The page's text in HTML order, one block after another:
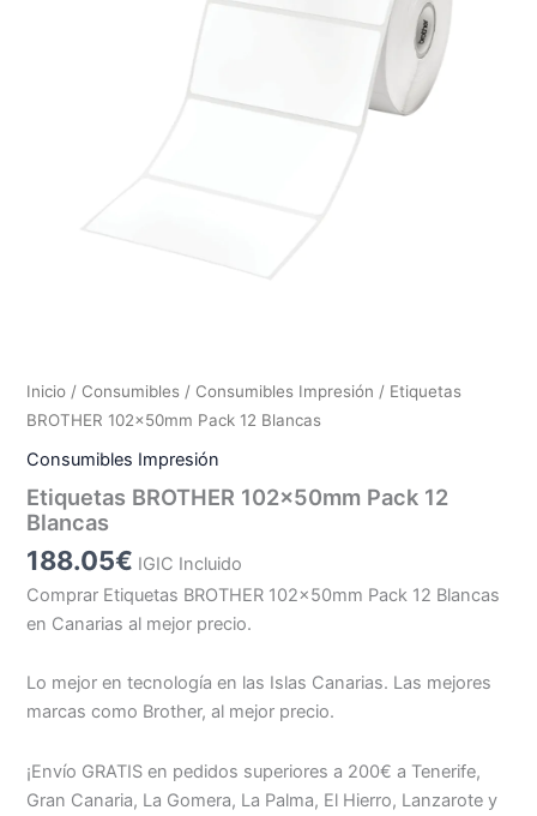
Inicio / Consumibles / Consumibles Impresión / Etiquetas
BROTHER 102x50mm Pack 12 Blancas
Consumibles Impresión
Etiquetas BROTHER 102x50mm Pack 12
Blancas
188.05€ IGIC Incluido
Comprar Etiquetas BROTHER 102x50mm Pack 12 Blancas
en Canarias al mejor precio.
Lo mejor en tecnología en las Islas Canarias. Las mejores
marcas como Brother, al mejor precio.
¡Envío GRATIS en pedidos superiores a 200€ a Tenerife,
Gran Canaria, La Gomera, La Palma, El Hierro, Lanzarote y